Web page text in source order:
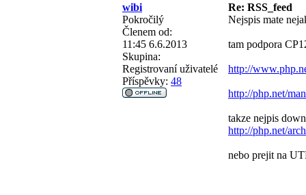
wibi
Re: RSS_feed
Pokročilý
Členem od:
11:45 6.6.2013
Skupina:
Registrovaní uživatelé
Příspěvky: 48
Nejspis mate
tam podpora
http://
http://php.net/
takze nejpis
http://php.net/
nebo prejit na